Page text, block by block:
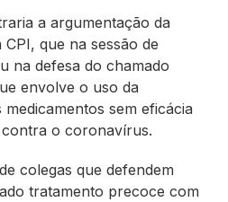
a argumentação da
que na sessão de
na defesa do chamado
envolve o uso da
sem eficácia
o coronavírus.
colegas que defendem
tratamento precoce com